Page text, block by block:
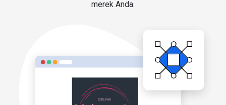
merek Anda.